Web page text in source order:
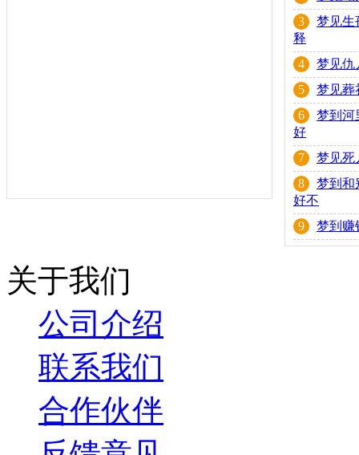
3
梦见生
释
4
梦见仇
5
梦见葬
6
梦到河
好
7
梦见死
8
梦到和
好不
9
梦到赚
关于我们
公司介绍
联系我们
合作伙伴